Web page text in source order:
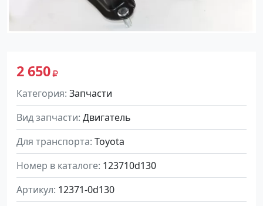
2 650
Категория Запчасти
Вид запчасти Двигатель
Для транспорта Toyota
Номер в каталоге 123710d130
Артикул 12371-0d130